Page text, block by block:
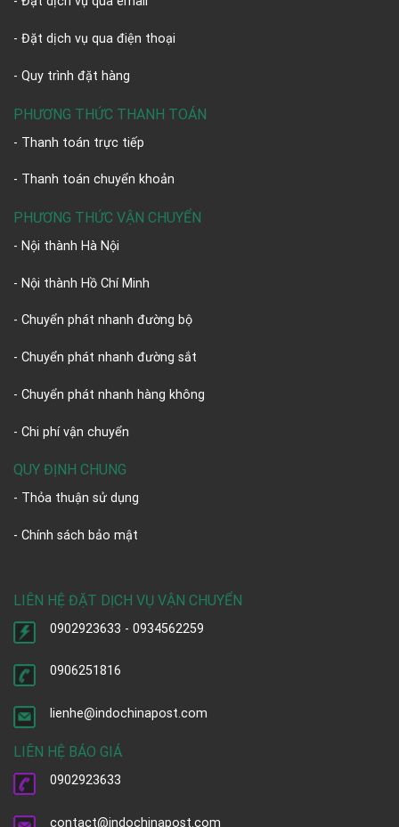
- Đặt dịch vụ qua điện thoại
- Quy trình đặt hàng
PHƯƠNG THỨC THANH TOÁN
- Thanh toán trực tiếp
- Thanh toán chuyển khoản
PHƯƠNG THỨC VẬN CHUYỂN
- Nội thành Hà Nội
- Nội thành Hồ Chí Minh
- Chuyển phát nhanh đường bộ
- Chuyển phát nhanh đường sắt
- Chuyển phát nhanh hàng không
- Chi phí vận chuyển
QUY ĐỊNH CHUNG
- Thỏa thuận sử dụng
- Chính sách bảo mật
LIÊN HỆ ĐẶT DỊCH VỤ VẬN CHUYỂN
0902923633 - 0934562259
0906251816
lienhe@indochinapost.com
LIÊN HỆ BÁO GIÁ
0902923633
contact@indochinapost.com